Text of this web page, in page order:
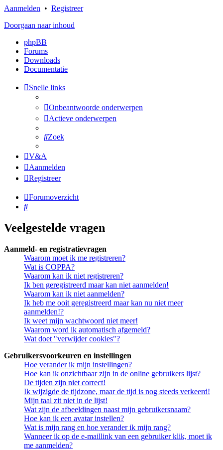
Aanmelden • Registreer
Doorgaan naar inhoud
phpBB
Forums
Downloads
Documentatie
Snelle links
Onbeantwoorde onderwerpen
Actieve onderwerpen
Zoek
V&A
Aanmelden
Registreer
Forumoverzicht
Zoek
Veelgestelde vragen
Aanmeld- en registratievragen
Waarom moet ik me registreren?
Wat is COPPA?
Waarom kan ik niet registreren?
Ik ben geregistreerd maar kan niet aanmelden!
Waarom kan ik niet aanmelden?
Ik heb me ooit geregistreerd maar kan nu niet meer
aanmelden!?
Ik weet mijn wachtwoord niet meer!
Waarom word ik automatisch afgemeld?
Wat doet "verwijder cookies"?
Gebruikersvoorkeuren en instellingen
Hoe verander ik mijn instellingen?
Hoe kan ik onzichtbaar zijn in de online gebruikers lijst?
De tijden zijn niet correct!
Ik wijzigde de tijdzone, maar de tijd is nog steeds verkeerd!
Mijn taal zit niet in de lijst!
Wat zijn de afbeeldingen naast mijn gebruikersnaam?
Hoe kan ik een avatar instellen?
Wat is mijn rang en hoe verander ik mijn rang?
Wanneer ik op de e-maillink van een gebruiker klik, moet ik
me aanmelden?